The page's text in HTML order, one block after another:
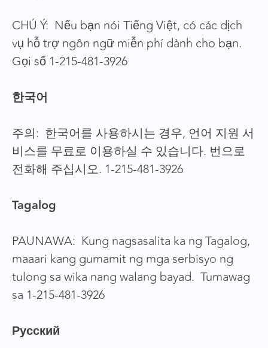
CHÚ Ý: Nếu bạn nói Tiếng Việt, có các dịch
vụ hỗ trợ ngôn ngữ miễn phí dành cho bạn.
Gọi số 1-215-481-3926
한국어
주의: 한국어를 사용하시는 경우, 언어 지원 서
비스를 무료로 이용하실 수 있습니다. 번으로
전화해 주십시오. 1-215-481-3926
Tagalog
PAUNAWA: Kung nagsasalita ka ng Tagalog,
maaari kang gumamit ng mga serbisyo ng
tulong sa wika nang walang bayad. Tumawag
sa 1-215-481-3926
Русский